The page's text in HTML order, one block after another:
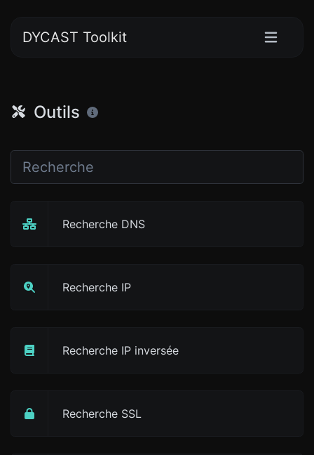
DYCAST Toolkit
Outils
Recherche DNS
Recherche IP
Recherche IP inversée
Recherche SSL